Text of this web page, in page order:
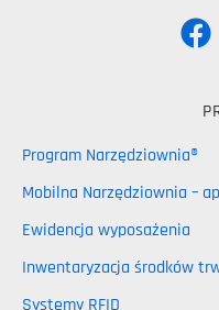
Program Narzędziownia®
Mobilna Narzędziownia –
Ewidencja wyposażenia
Inwentaryzacja środków
Systemy RFID